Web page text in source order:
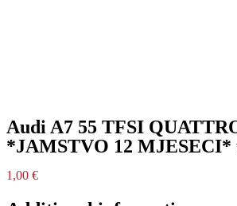
Audi A7 55 TFSI
*JAMSTVO 12 MJESECI*
1,00 €